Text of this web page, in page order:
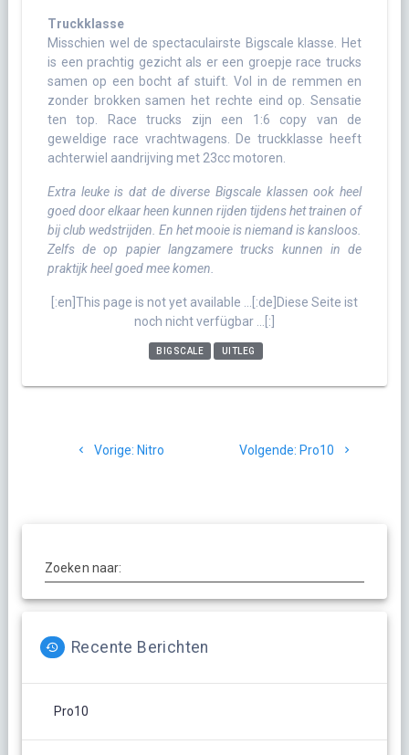
Truckklasse
Misschien wel de spectaculairste Bigscale klasse. Het
is een prachtig gezicht als er een groepje race trucks
samen op een bocht af stuift. Vol in de remmen en
zonder brokken samen het rechte eind op. Sensatie
ten top. Race trucks zijn een 1:6 copy van de
geweldige race vrachtwagens. De truckklasse heeft
achterwiel aandrijving met 23cc motoren.
Extra leuke is dat de diverse Bigscale klassen ook heel
goed door elkaar heen kunnen rijden tijdens het trainen of
bij club wedstrijden. En het mooie is niemand is kansloos.
Zelfs de op papier langzamere trucks kunnen in de
praktijk heel goed mee komen.
[:en]This page is not yet available …[:de]Diese Seite ist
noch nicht verfügbar …[:]
BIGSCALE UITLEG
navigatie
Vorige: Vorig
Nitro Volgende: Volgend
Pro10
Zoeken naar:
Recente Berichten
Pro10